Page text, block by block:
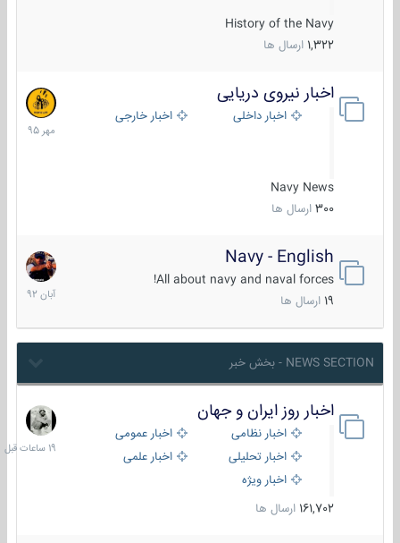
History of the Navy
1,322 ارسال ها
اخبار نیروی دریایی
اخبار داخلی اخبار خارجی
Navy News
300 ارسال ها
27
مهر
1395
Navy - English
All about navy and naval forces!
ارسال ها
22
آبان
1392
NEWS SECTION - بخش خبر
اخبار روز ایران و جهان
اخبار نظامی
اخبار عمومی
اخبار تحلیلی
اخبار علمی
اخبار ویژه
161,702 ارسال ها
19
ساعات
قبل